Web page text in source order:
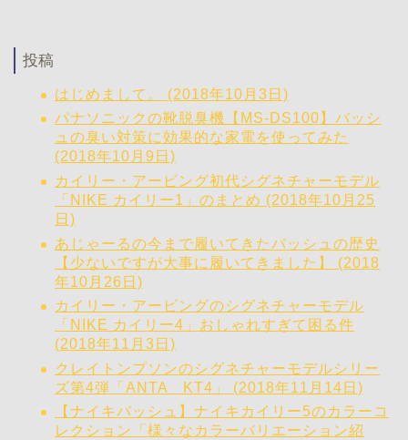
投稿
はじめまして。 (2018年10月3日)
パナソニックの靴脱臭機【MS-DS100】バッシ
ュの臭い対策に効果的な家電を使ってみた
(2018年10月9日)
カイリー・アービング初代シグネチャーモデル
「NIKE カイリー1」のまとめ (2018年10月25
日)
あじゃーるの今まで履いてきたバッシュの歴史
【少ないですが大事に履いてきました】 (2018
年10月26日)
カイリー・アービングのシグネチャーモデル
「NIKE カイリー4」おしゃれすぎて困る件
(2018年11月3日)
クレイトンプソンのシグネチャーモデルシリー
ズ第4弾「ANTA KT4」 (2018年11月14日)
【ナイキバッシュ】ナイキカイリー5のカラーコ
レクション「様々なカラーバリエーション紹